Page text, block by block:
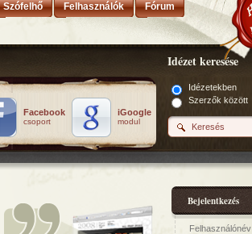
Szófelhő Felhasználók Fórum
Facebook
csoport
iGoogle
modul
Idézet keresése
Idézetekben
Szerzők között
Bejelentkezés
Felhasználónév